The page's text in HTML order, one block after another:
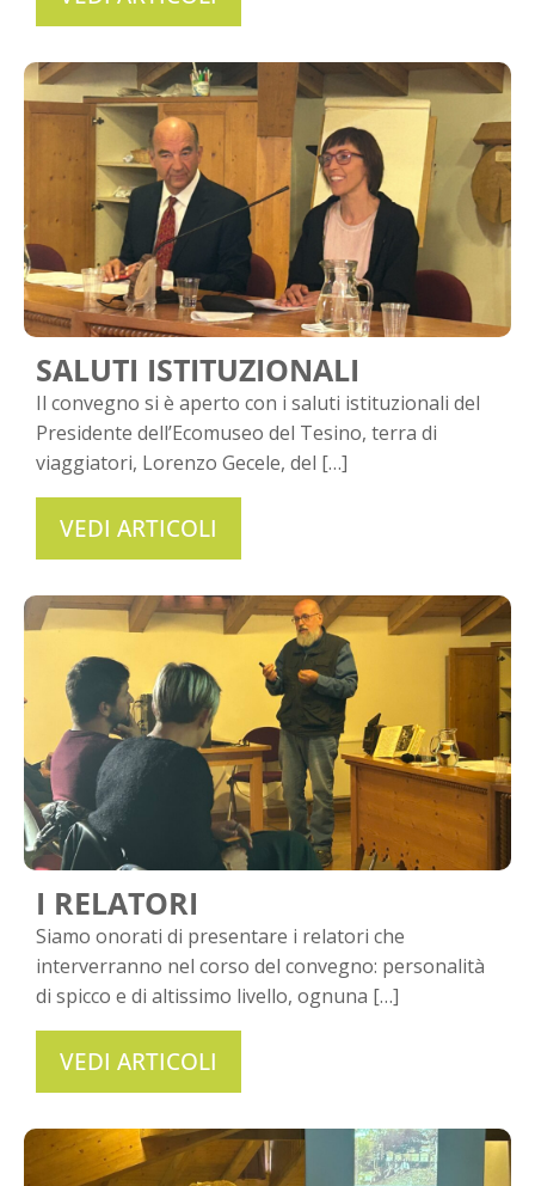
SALUTI ISTITUZIONALI
Il convegno si è aperto con i saluti istituzionali del
Presidente dell’Ecomuseo del Tesino, terra di
viaggiatori, Lorenzo Gecele, del […]
VEDI ARTICOLI
I RELATORI
Siamo onorati di presentare i relatori che
interverranno nel corso del convegno: personalità
di spicco e di altissimo livello, ognuna […]
VEDI ARTICOLI